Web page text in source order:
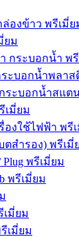
องข้าว พรีเมี่ย
ยม
กระบอกน้ำ พรี
ะบอกน้ำพลาส
ระบอกน้ำสแต
เมี่ยม
องใช้ไฟฟ้า พรี
ตสำรอง) พรีเมี่
Plug พรีเมี่ยม
พรีเมี่ยม
มี่ยม
เมี่ยม